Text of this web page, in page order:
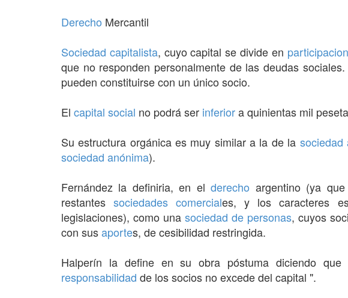
Derecho Mercantil
Sociedad capitalista, cuyo capital se divide en
que no responden personalmente de las deudas
pueden constituirse con un único socio.
El capital social no podrá ser inferiora quinientas mil
Su estructura orgánica es muy similar a la de la sociedad
sociedad anónima).
Fernández la definiria, en elderecho argentino (ya
restantessociedades comerciales, y los caracteres
legislaciones), como una sociedad de personas, cuyos
con susaportes, de cesibilidad restringida.
Halperín la define en su obra póstuma diciendo
responsabilidad de los socios no excede del capital ".